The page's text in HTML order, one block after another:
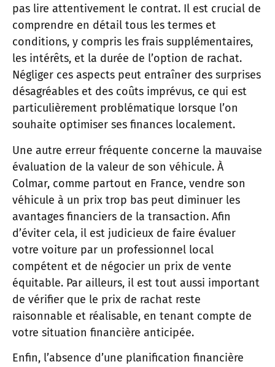
pas lire attentivement le contrat. Il est crucial de
comprendre en détail tous les termes et
conditions, y compris les frais supplémentaires,
les intérêts, et la durée de l’option de rachat.
Négliger ces aspects peut entraîner des surprises
désagréables et des coûts imprévus, ce qui est
particulièrement problématique lorsque l’on
souhaite optimiser ses finances localement.
Une autre erreur fréquente concerne la mauvaise
évaluation de la valeur de son véhicule. À
Colmar, comme partout en France, vendre son
véhicule à un prix trop bas peut diminuer les
avantages financiers de la transaction. Afin
d’éviter cela, il est judicieux de faire évaluer
votre voiture par un professionnel local
compétent et de négocier un prix de vente
équitable. Par ailleurs, il est tout aussi important
de vérifier que le prix de rachat reste
raisonnable et réalisable, en tenant compte de
votre situation financière anticipée.
Enfin, l’absence d’une planification financière